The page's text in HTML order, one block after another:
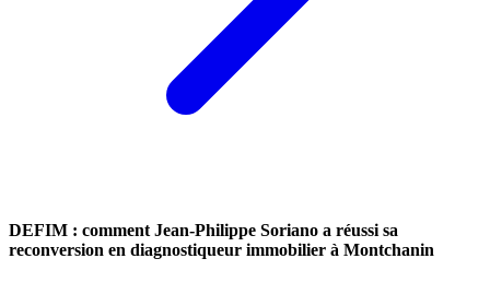
DEFIM : comment Jean-Philippe Soriano a réussi sa
reconversion en diagnostiqueur immobilier à Montchanin